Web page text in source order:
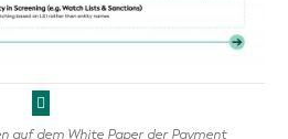
auf dem White Paper der Payment